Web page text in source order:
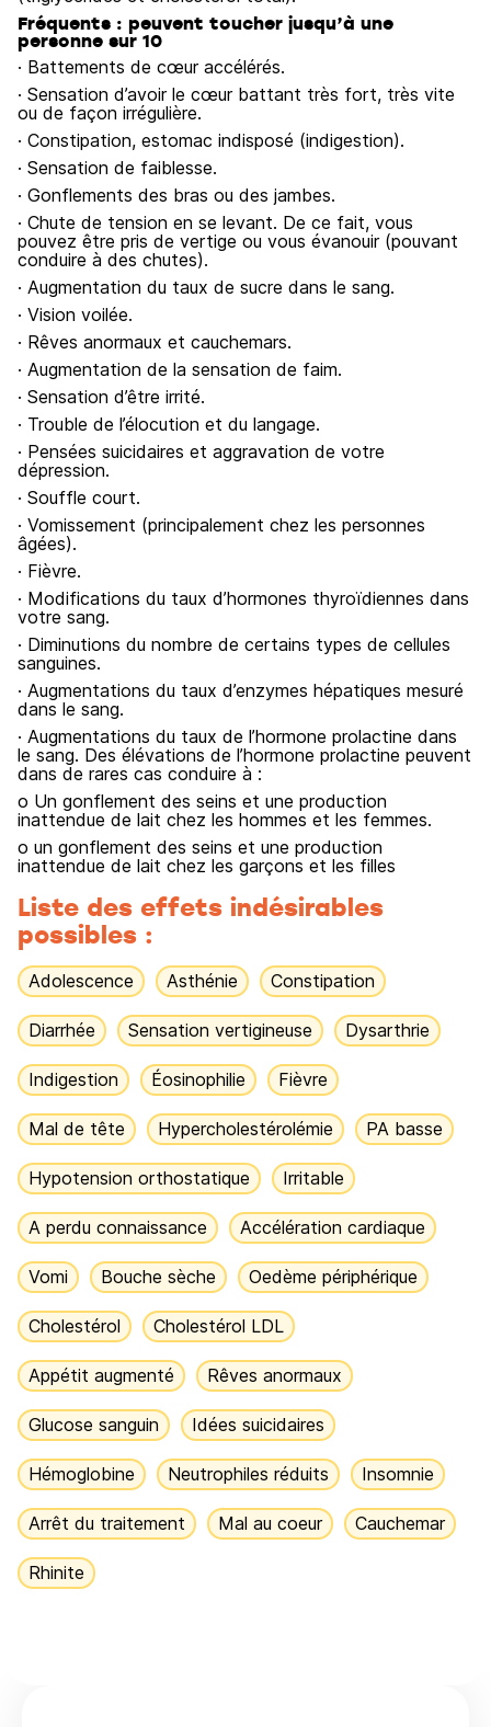
Fréquents : peuvent toucher jusqu’à une
personne sur 10
· Battements de cœur accélérés.
· Sensation d’avoir le cœur battant très fort, très vite
ou de façon irrégulière.
· Constipation, estomac indisposé (indigestion).
· Sensation de faiblesse.
· Gonflements des bras ou des jambes.
· Chute de tension en se levant. De ce fait, vous
pouvez être pris de vertige ou vous évanouir (pouvant
conduire à des chutes).
· Augmentation du taux de sucre dans le sang.
· Vision voilée.
· Rêves anormaux et cauchemars.
· Augmentation de la sensation de faim.
· Sensation d’être irrité.
· Trouble de l’élocution et du langage.
· Pensées suicidaires et aggravation de votre
dépression.
· Souffle court.
· Vomissement (principalement chez les personnes
âgées).
· Fièvre.
· Modifications du taux d’hormones thyroïdiennes dans
votre sang.
· Diminutions du nombre de certains types de cellules
sanguines.
· Augmentations du taux d’enzymes hépatiques mesuré
dans le sang.
· Augmentations du taux de l’hormone prolactine dans
le sang. Des élévations de l’hormone prolactine peuvent
dans de rares cas conduire à :
o Un gonflement des seins et une production
inattendue de lait chez les hommes et les femmes.
o un gonflement des seins et une production
inattendue de lait chez les garçons et les filles
Liste des effets indésirables
possibles :
Adolescence Asthénie Constipation
Diarrhée Sensation vertigineuse Dysarthrie
Indigestion Éosinophilie Fièvre
Mal de tête Hypercholestérolémie PA basse
Hypotension orthostatique Irritable
A perdu connaissance Accélération cardiaque
Vomi Bouche sèche Oedème périphérique
Cholestérol Cholestérol LDL
Appétit augmenté Rêves anormaux
Glucose sanguin Idées suicidaires
Hémoglobine Neutrophiles réduits Insomnie
Arrêt du traitement Mal au coeur Cauchemar
Rhinite